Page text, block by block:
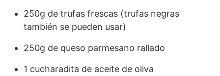
250g de trufas frescas (trufas negras
también se pueden usar)
250g de queso parmesano rallado
1 cucharadita de aceite de oliva